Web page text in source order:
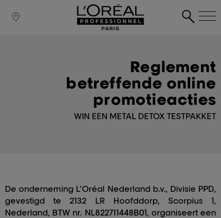
Reglement
betreffende online
promotieacties
WIN EEN METAL DETOX TESTPAKKET
De onderneming L’Oréal Nederland b.v., Divisie PPD,
gevestigd te 2132 LR Hoofddorp, Scorpius 1,
Nederland, BTW nr. NL822711448B01, organiseert een